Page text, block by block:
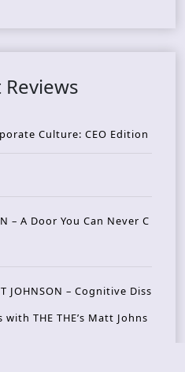
Reviews
Culture: CEO Edition
– A Door You Can Never C
JOHNSON – Cognitive Diss
THE THE’s Matt Johns